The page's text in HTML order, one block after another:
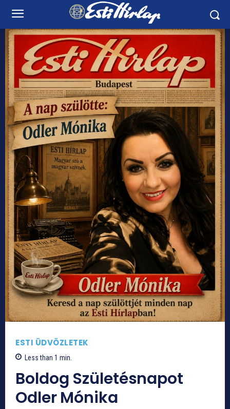
ESTI ÜDVÖZLETEK
Less than 1 min.
Boldog Születésnapot
Odler Mónika